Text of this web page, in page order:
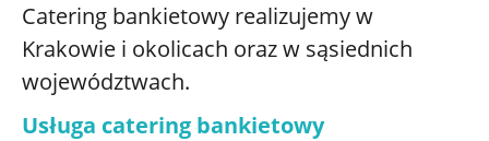
Catering bankietowy realizujemy w
Krakowie i okolicach oraz w sąsiednich
województwach.
Usługa catering bankietowy